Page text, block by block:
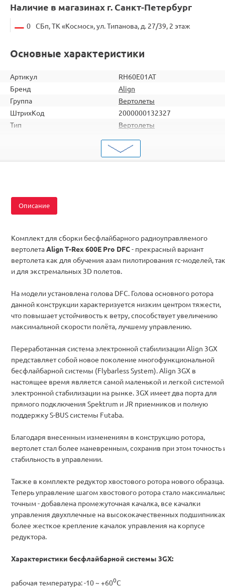
Наличие в магазинах г. Санкт-Петербург
0 СБп, ТК «Космос», ул. Типанова, д. 27/39, 2 этаж
Основные характеристики
Артикул
RH60E01AT
Бренд
Align
Группа
Вертолеты
ШтрихКод
2000000132327
Тип
Вертолеты
Однороторные
Описание
Комплект для сборки бесфлайбарного радиоуправляемого
вертолета Align T-Rex 600E Pro DFC- прекрасный вариант
вертолета как для обучения азам пилотирования rc-моделей, так
и для экстремальных 3D полетов.
На модели установлена голова DFC. Голова основного ротора
данной конструкции характеризуется низким центром тяжести,
что повышает устойчивость к ветру, способствует увеличению
максимальной скорости полёта, лучшему управлению.
Переработанная система электронной стабилизации Align 3GX
представляет собой новое поколение многофункциональной
бесфлайбарной системы (Flybarless System). Align 3GX в
настоящее время является самой маленькой и легкой системой
электронной стабилизации на рынке. 3GX имеет два порта для
прямого подключения Spektrum и JR приемников и полную
поддержку S-BUS системы Futaba.
Благодаря внесенным изменениям в конструкцию ротора,
вертолет стал более маневренным, сохранив при этом точность
стабильность в управлении.
Также в комплекте редуктор хвостового ротора нового образца.
Теперь управление шагом хвостового ротора стало
точным - добавлена промежуточная качалка, все качалки
управления двухплечные на высококачественных
более жесткое крепление качалок управления на корпусе
редуктора.
Характеристики бесфлайбарной системы 3GX:
рабочая температура: -10 ~ +600C